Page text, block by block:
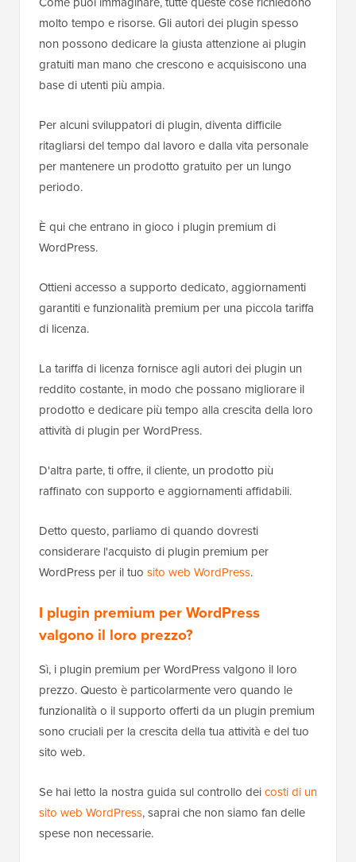
molto tempo e risorse. Gli autori dei plugin spesso
non possono dedicare la giusta attenzione ai plugin
gratuiti man mano che crescono e acquisiscono una
base di utenti più ampia.
Per alcuni sviluppatori di plugin, diventa difficile
ritagliarsi del tempo dal lavoro e dalla vita personale
per mantenere un prodotto gratuito per un lungo
periodo.
È qui che entrano in gioco i plugin premium di
WordPress.
Ottieni accesso a supporto dedicato, aggiornamenti
garantiti e funzionalità premium per una piccola tariffa
di licenza.
La tariffa di licenza fornisce agli autori dei plugin un
reddito costante, in modo che possano migliorare il
prodotto e dedicare più tempo alla crescita della loro
attività di plugin per WordPress.
D'altra parte, ti offre, il cliente, un prodotto più
raffinato con supporto e aggiornamenti affidabili.
Detto questo, parliamo di quando dovresti
considerare l'acquisto di plugin premium per
WordPress per il tuo sito web WordPress.
I plugin premium per WordPress
valgono il loro prezzo?
Sì, i plugin premium per WordPress valgono il loro
prezzo. Questo è particolarmente vero quando le
funzionalità o il supporto offerti da un plugin premium
sono cruciali per la crescita della tua attività e del tuo
sito web.
Se hai letto la nostra guida sul controllo deicosti di un
sito web WordPress, saprai che non siamo fan delle
spese non necessarie.